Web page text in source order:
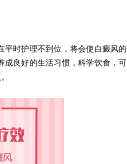
时护理不到位，将会使白癜风
良好的生活习惯，科学饮食，